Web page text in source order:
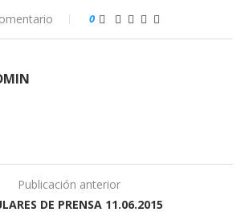
0
Publicación anterior
DE PRENSA 11.06.2015